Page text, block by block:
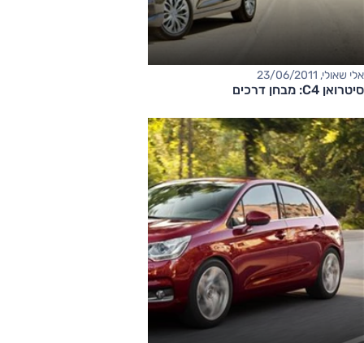
אלי שאולי, 23/06/2011
סיטרואן C4: מבחן דרכים